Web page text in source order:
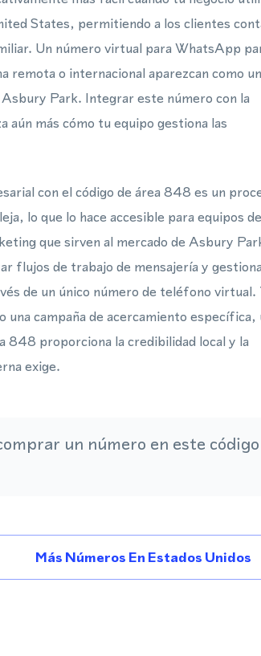
States, permitiendo a los clientes
Un número virtual para WhatsApp
remota o internacional aparezcan como un
Park. Integrar este número con la
más cómo tu equipo gestiona las
con el código de área 848 es un
lo que lo hace accesible para equipos de
que sirven al mercado de Asbury
flujos de trabajo de mensajería y
de un único número de teléfono virtual.
campaña de acercamiento específica,
848 proporciona la credibilidad local y la
exige.
un número en este
Más Números En Estados Unidos